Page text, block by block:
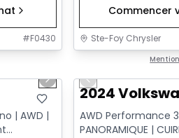
#F0430
Commencer
Ste-Foy Chrysler
Next slide
| AWD |
Très bonne offre
Previous slide
2024
AWD Performance
PANORAMIQUE |